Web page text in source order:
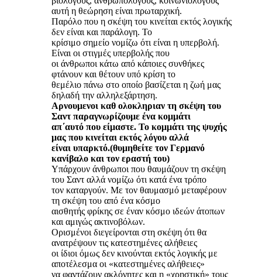
αυτή η θεώρηση είναι πρωταρχική.
Παρόλο που η σκέψη του κινείται εκτός λογικής
δεν είναι και παράλογη. Το
κρίσιμο σημείο νομίζω ότι είναι η υπερβολή.
Είναι οι στιγμές υπερβολής που
οι άνθρωποι κάτω από κάποιες συνθήκες
φτάνουν και θέτουν υπό κρίση το
θεμέλιο πάνω στο οποίο βασίζεται η ζωή μας
δηλαδή την αλληλεξάρτηση.
Αρνουμενοι καθ ολοκληριαν τη σκέψη του
Σαντ παραγνωρίζουμε ένα κομμάτι
απ΄αυτό που είμαστε. Το κομμάτι της ψυχής
μας που κινείται εκτός λόγου αλλά
είναι υπαρκτό.(θυμηθείτε τον Γερμανό
κανίβαλο και τον εραστή του)
Υπάρχουν άνθρωποι που θαυμάζουν τη σκέψη
του Σαντ αλλά νομίζω ότι κατά ένα τρόπο
τον καταργούν. Με τον θαυμασμό μεταφέρουν
τη σκέψη του από ένα κόσμο
αισθητής φρίκης σε έναν κόσμο ιδεών άτοπων
και αμιγώς ακτινοβόλων.
Ορισμένοι διεγείρονται στη σκέψη ότι θα
ανατρέψουν τις κατεστημένες αλήθειες
οι ίδιοι όμως δεν κινούνται εκτός λογικής με
αποτέλεσμα οι «κατεστημένες αλήθειες»
να φαντάζουν ακλόνητες και η «χρηστική» τους